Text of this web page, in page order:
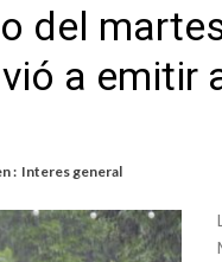
del
a emitir
: Interes general